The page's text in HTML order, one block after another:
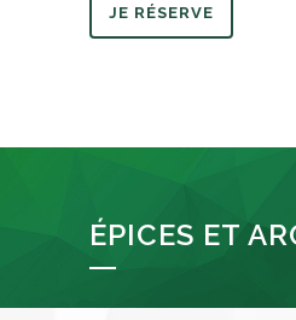
JE RÉSERVE
ÉPICES ET